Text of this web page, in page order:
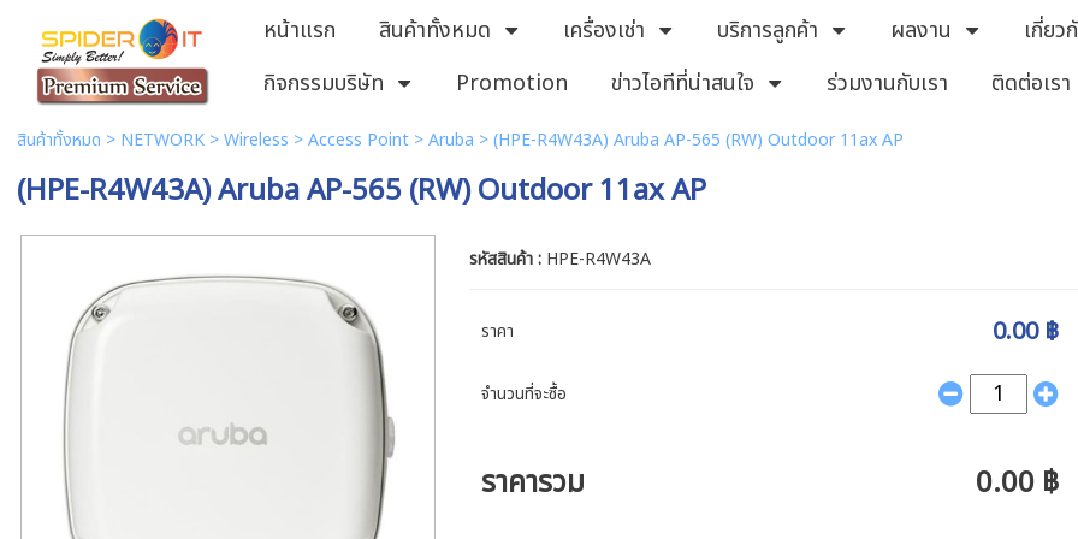
หน้าแรก สินค้าทั้งหมด เครื่องเช่า บริการลูกค้า ผลงาน
เกี่ยว
กิจกรรมบริษัท
Promotion ข่าวไอทีที่น่าสนใจ ร่วมงานกับเรา ติดต่อเรา
สินค้าทั้งหมด > NETWORK>Wireless >Access Point>Aruba > (HPE-R4W43A) Aruba AP-565 (RW) Outdoor 11ax AP
(HPE-R4W43A) Aruba AP-565 (RW) Outdoor 11ax AP
รหัสสินค้า : HPE-R4W43A
ราคา 0.00 ฿
จำนวนที่จะซื้อ
ราคารวม 0.00 ฿